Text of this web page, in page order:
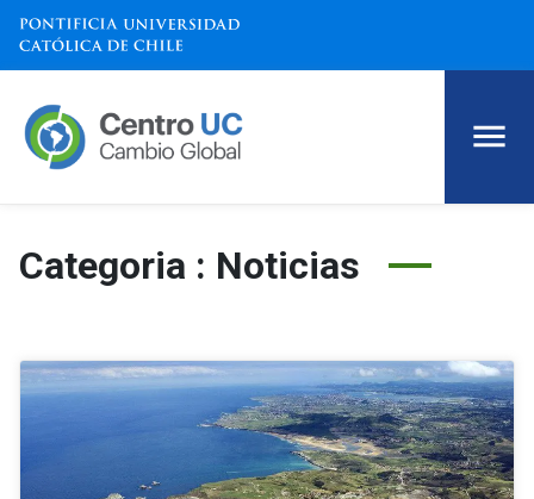
Categoria : Noticias